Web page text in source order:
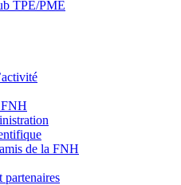
TPE/PME
FNH
de la FNH
partenaires